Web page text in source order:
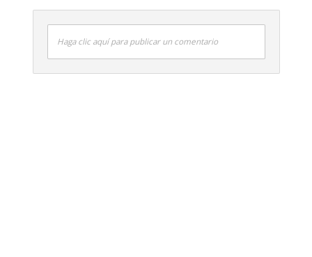
Haga clic aquí para publicar un comentario